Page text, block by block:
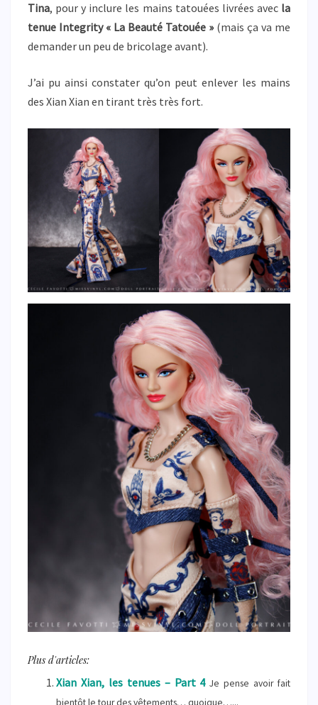
Tina, pour y inclure les mains tatouées livrées avec la
tenue Integrity « La Beauté Tatouée »(mais ça va me
demander un peu de bricolage avant).
J’ai pu ainsi constater qu’on peut enlever les mains
des Xian Xian en tirant très très fort.
Plus d'articles:
Xian Xian, les tenues – Part 4 Je pense avoir fait
bientôt le tour des vêtements… quoique…...